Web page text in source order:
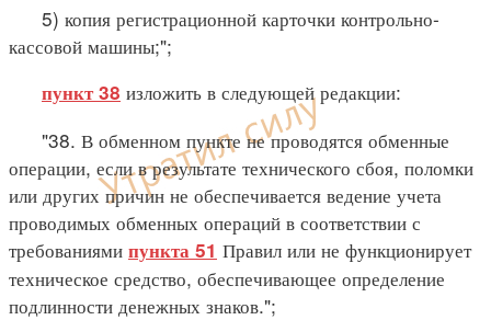
5) копия регистрационной карточки контрольно-
кассовой машины;";
пункт 38 изложить в следующей редакции:
"38. В обменном пункте не проводятся обменные
операции, если в результате технического сбоя, поломки
или других причин не обеспечивается ведение учета
проводимых обменных операций в соответствии с
требованиями пункта 51 Правил или не функционирует
техническое средство, обеспечивающее определение
подлинности денежных знаков.";